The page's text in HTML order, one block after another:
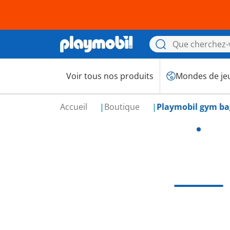
Voir tous nos produits Mondes de
Accueil Boutique Playmobil gym